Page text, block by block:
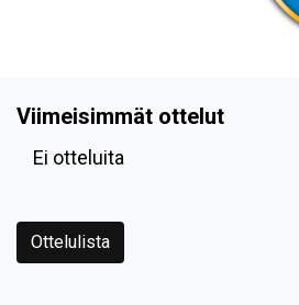
Viimeisimmät ottelut
Ei otteluita
Ottelulista